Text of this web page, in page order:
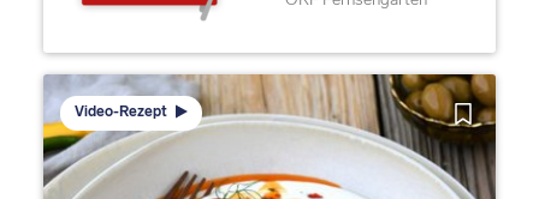
Video-Rezept